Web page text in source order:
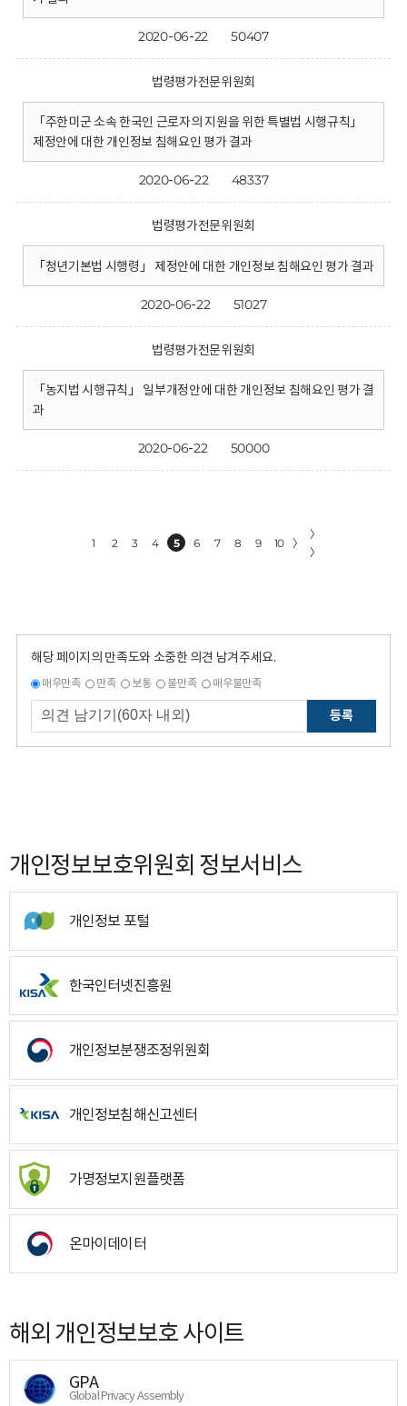
2020-06-22 50407
법령평가전문위원회
「주한미군 소속 한국인 근로자의 지원을 위한 특별법 시행규칙」
제정안에 대한 개인정보 침해요인 평가 결과
2020-06-22 48337
법령평가전문위원회
「청년기본법 시행령」 제정안에 대한 개인정보 침해요인 평가 결과
2020-06-22 51027
법령평가전문위원회
「농지법 시행규칙」 일부개정안에 대한 개인정보 침해요인 평가 결
과
2020-06-22 50000
1 2 3 4 5 6 7 8 9 10 〉
〉
〉
해당 페이지의 만족도와 소중한 의견 남겨주세요.
매우만족 만족 보통 불만족 매우불만족
등록
개인정보보호위원회 정보서비스
개인정보 포털
한국인터넷진흥원
개인정보분쟁조정위원회
개인정보침해신고센터
가명정보지원플랫폼
온마이데이터
해외 개인정보보호 사이트
GPA
Global Privacy Assembly